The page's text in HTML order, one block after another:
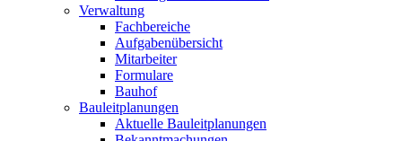
Verwaltung
Fachbereiche
Aufgabenübersicht
Mitarbeiter
Formulare
Bauhof
Bauleitplanungen
Aktuelle Bauleitplanungen